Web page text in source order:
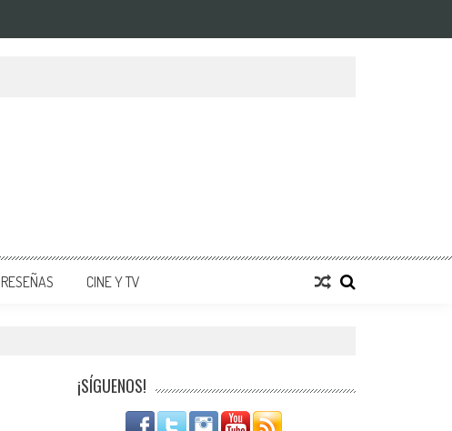
RESEÑAS CINE Y TV
¡SÍGUENOS!